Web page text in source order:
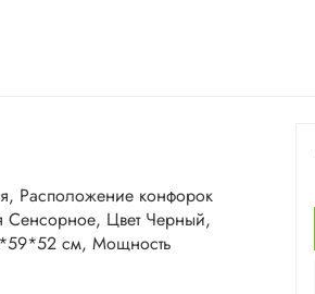
Расположение конфорок
Сенсорное, Цвет Черный,
см, Мощность